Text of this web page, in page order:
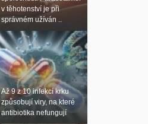
v těhotenství je při
správném užíván ..
Až 9 z 10 infekcí krku
způsobují viry, na které
antibiotika nefungují